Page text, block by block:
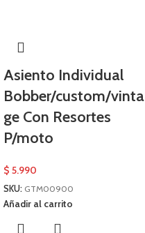
Asiento Individual
Bobber/custom/vinta
ge Con Resortes
P/moto
$ 5.990
SKU: GTM00900
Añadir al carrito